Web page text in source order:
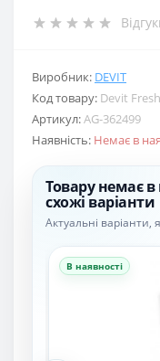
Виробник: DEVIT
Код товару: Devit
Артикул:AG-362499
Наявність: Немає в
Товару немає
схожі варіанти
Актуальні
В наявності